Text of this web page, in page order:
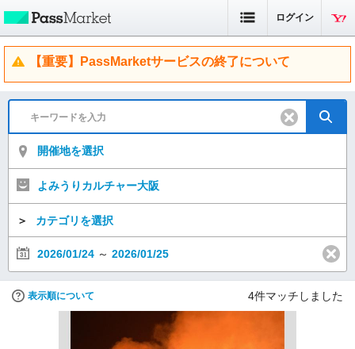
ログイン
【重要】PassMarketサービスの終了について
開催地を選択
よみうりカルチャー大阪
＞ カテゴリを選択
2026/01/24 ～ 2026/01/25
表示順について 4件マッチしました